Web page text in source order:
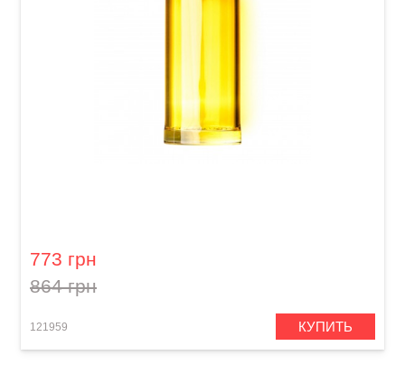
773 грн
864 грн
121959 КУПИТЬ